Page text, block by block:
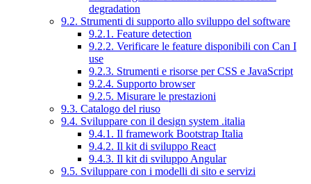
degradation
9.2. Strumenti di supporto allo sviluppo del software
9.2.1. Feature detection
9.2.2. Verificare le feature disponibili con Can I
use
9.2.3. Strumenti e risorse per CSS e JavaScript
9.2.4. Supporto browser
9.2.5. Misurare le prestazioni
9.3. Catalogo del riuso
9.4. Sviluppare con il design system .italia
9.4.1. Il framework Bootstrap Italia
9.4.2. Il kit di sviluppo React
9.4.3. Il kit di sviluppo Angular
9.5. Sviluppare con i modelli di sito e servizi